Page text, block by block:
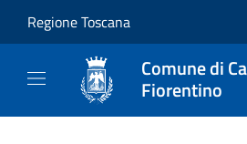
Regione Toscana
Comune di
Fiorentino